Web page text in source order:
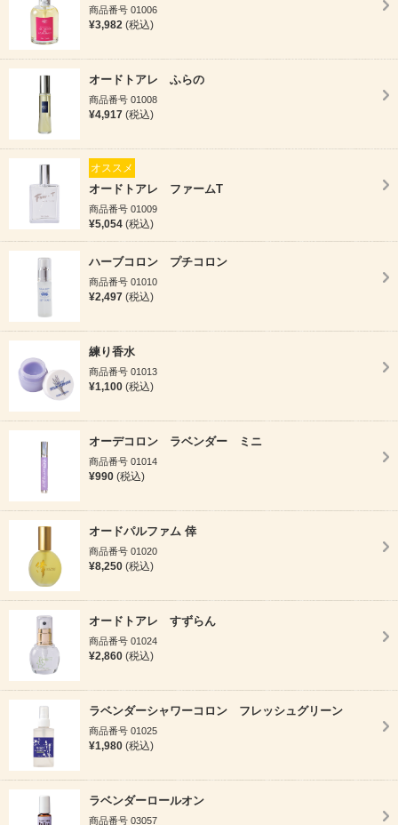
商品番号 01006
¥3,982 (税込)
オードトアレ ふらの
商品番号 01008
¥4,917 (税込)
オススメ
オードトアレ ファームT
商品番号 01009
¥5,054 (税込)
ハーブコロン プチコロン
商品番号 01010
¥2,497 (税込)
練り香水
商品番号 01013
¥1,100 (税込)
オーデコロン ラベンダー ミニ
商品番号 01014
¥990 (税込)
オードパルファム 倖
商品番号 01020
¥8,250 (税込)
オードトアレ すずらん
商品番号 01024
¥2,860 (税込)
ラベンダーシャワーコロン フレッシュグリーン
商品番号 01025
¥1,980 (税込)
ラベンダーロールオン
商品番号 03057